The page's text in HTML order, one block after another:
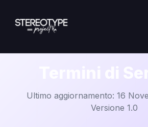
Termini di
Ultimo aggiornamento: 16
Versione 1.0